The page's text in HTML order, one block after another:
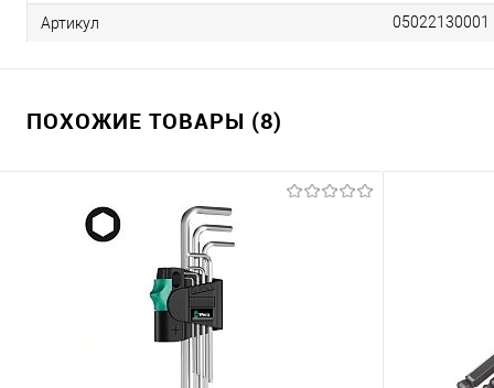
Артикул 05022130001
ПОХОЖИЕ ТОВАРЫ (8)